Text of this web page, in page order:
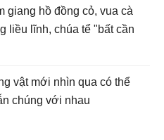
giang hồ đồng cỏ, vua cà
liều lĩnh, chúa tể "bất cần
vật mới nhìn qua có thể
chúng với nhau